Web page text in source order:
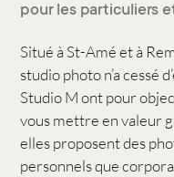
pour les particuliers
Situé à St-Amé et à
studio photo n’a cessé
Studio M ont pour
vous mettre en valeur
elles proposent des
personnels que